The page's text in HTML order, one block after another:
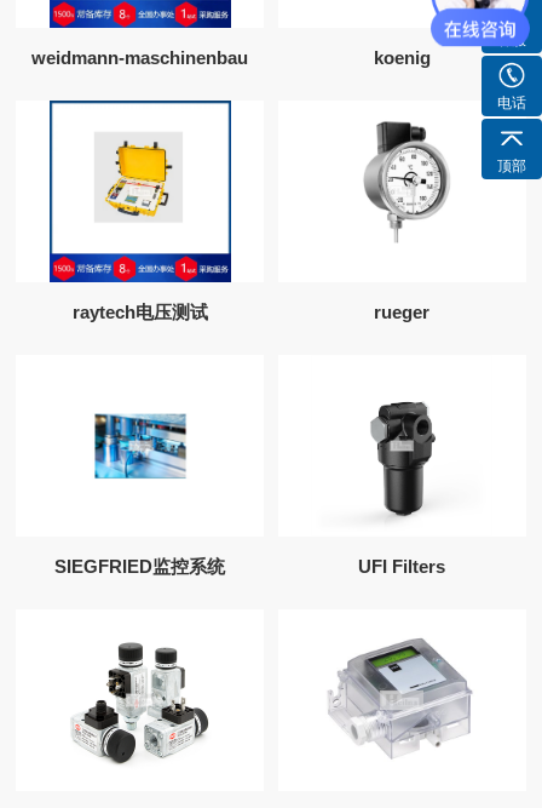
weidmann-maschinenbau koenig
raytech电压测试 rueger
SIEGFRIED监控系统 UFI Filters
客服
电话
顶部